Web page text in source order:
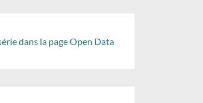
dans la page Open Data